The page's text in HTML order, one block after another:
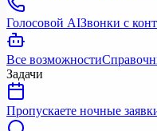
Голосовой AIЗвонки с
Все возможности
Задачи
Пропускаете ночные